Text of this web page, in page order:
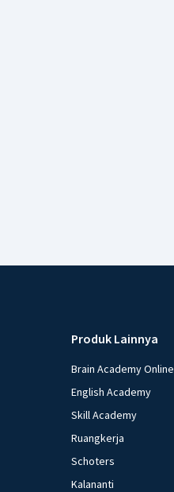
Produk Lainnya
Brain Academy Online
English Academy
Skill Academy
Ruangkerja
Schoters
Kalananti